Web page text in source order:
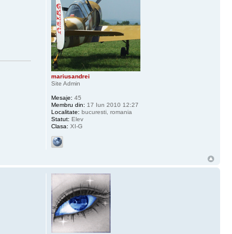
mariusandrei
Site Admin
Mesaje: 45
Membru din: 17 Iun 2010 12:27
Localitate: bucuresti, romania
Statut: Elev
Clasa: XI-G